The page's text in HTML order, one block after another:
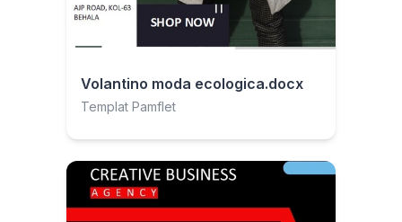
Volantino moda ecologica.docx
Templat Pamflet